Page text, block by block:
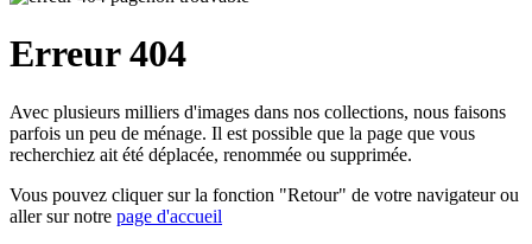
Erreur 404
Avec plusieurs milliers d'images dans nos collections, nous faisons
parfois un peu de ménage. Il est possible que la page que vous
recherchiez ait été déplacée, renommée ou supprimée.
Vous pouvez cliquer sur la fonction "Retour" de votre navigateur ou
aller sur notre page d'accueil